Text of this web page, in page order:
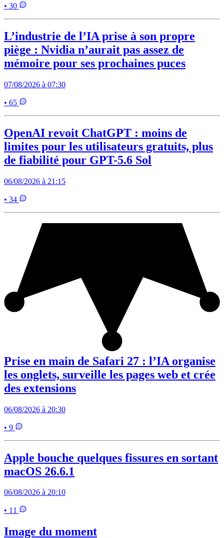
• 30
L’industrie de l’IA prise à son propre
piège : Nvidia n’aurait pas assez de
mémoire pour ses prochaines puces
07/08/2026 à 07:30
• 65
OpenAI revoit ChatGPT : moins de
limites pour les utilisateurs gratuits, plus
de fiabilité pour GPT-5.6 Sol
06/08/2026 à 21:15
• 34
Prise en main de Safari 27 : l’IA organise
les onglets, surveille les pages web et crée
des extensions
06/08/2026 à 20:30
• 9
Apple bouche quelques fissures en sortant
macOS 26.6.1
06/08/2026 à 20:10
• 11
Image du moment